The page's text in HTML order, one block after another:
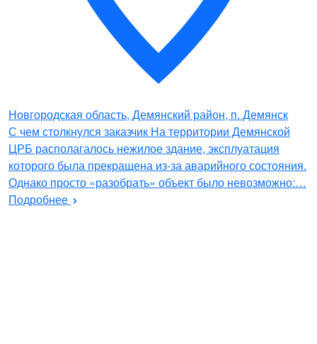
Новгородская область, Демянский район, п. Демянск
С чем столкнулся заказчик На территории Демянской
ЦРБ располагалось нежилое здание, эксплуатация
которого была прекращена из-за аварийного состояния.
Однако просто «разобрать» объект было невозможно:…
Подробнее